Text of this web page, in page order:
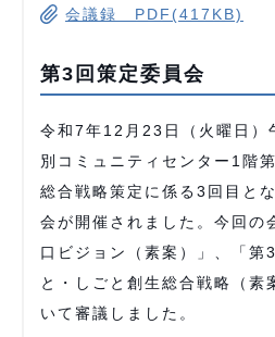
会議録 PDF(417KB)
第3回策定委員会
令和7年12月23日（火曜日）
別コミュニティセンター1階
総合戦略策定に係る3回目と
会が開催されました。今回の
口ビジョン（素案）」、「第
と・しごと創生総合戦略（素
いて審議しました。